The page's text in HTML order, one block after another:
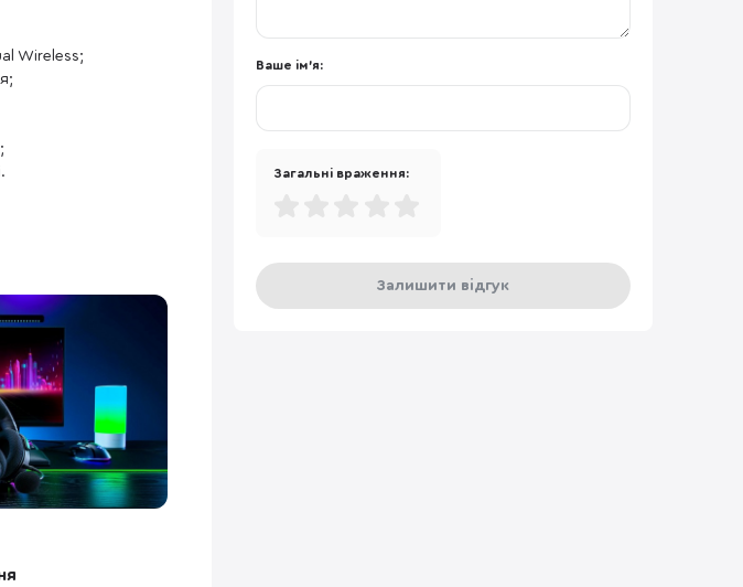
Wireless;
Ваше ім'я:
Загальні враження:
Залишити відгук